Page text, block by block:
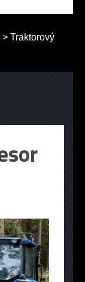
> Traktorový